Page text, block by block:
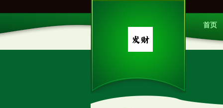
首页